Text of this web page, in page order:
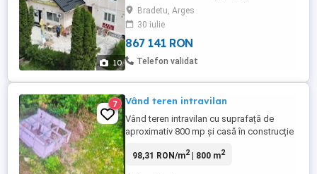
10
, magazin alimentar (spatiu comercial
stradal ) Etaj : 9 camere cu bai proprii
Suprafata construita - 660mp Teren -1800
mp Pret : 165000 euro Pers contact :
Bradetu, Arges
30 iulie
867 141 RON
Telefon validat
7 Vând teren intravilan
Vând teren intravilan cu suprafață de
aproximativ 800 mp și casă în construcție
dispune de utilități ( acces pe asfalt,
98,31 RON/m2| 800 m2